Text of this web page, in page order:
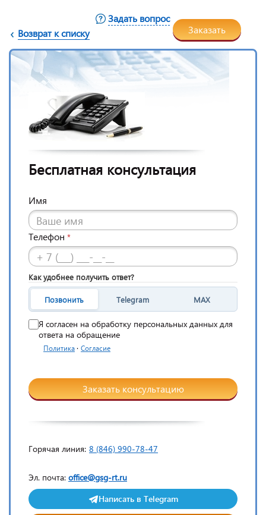
Возврат к списку
Задать вопрос
Заказать
Бесплатная консультация
Имя
Телефон *
Как удобнее получить ответ?
Позвонить Telegram MAX
Я согласен на обработку персональных данных для
ответа на обращение
Политика · Согласие
Заказать консультацию
Горячая линия: 8 (846) 990-78-47
Эл. почта: office@gsg-rt.ru
Написать в Telegram